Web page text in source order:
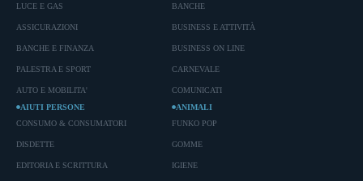
LUCE E GAS
ASSICURAZIONI
BANCHE E FINANZA
PALESTRA E SPORT
AUTO E MOBILITA'
BANCHE
BUSINESS E ATTIVITÀ
BUSINESS ON LINE
CARNEVALE
COMUNICATI
AIUTI PERSONE
CONSUMO & CONSUMATORI
DISDETTE
EDITORIA E SCRITTURA
ANIMALI
FUNKO POP
GOMME
IGIENE